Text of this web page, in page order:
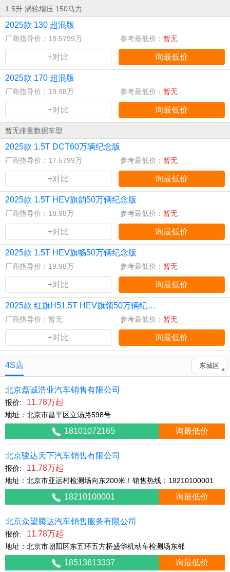
1.5升 涡轮增压 150马力
2025款 130 超混版
厂商指导价：18.5799万 参考最低价： 暂无
+对比 询最低价
2025款 170 超混版
厂商指导价：19.98万 参考最低价： 暂无
+对比 询最低价
暂无排量数据车型
2025款 1.5T DCT60万辆纪念版
厂商指导价：17.5799万 参考最低价： 暂无
+对比 询最低价
2025款 1.5T HEV旗韵50万辆纪念版
厂商指导价：18.98万 参考最低价： 暂无
+对比 询最低价
2025款 1.5T HEV旗畅50万辆纪念版
厂商指导价：19.98万 参考最低价： 暂无
+对比 询最低价
2025款 红旗H51.5T HEV旗领50万辆纪念版
厂商指导价：暂无 参考最低价： 暂无
+对比 询最低价
4S店 东城区
北京磊诚浩业汽车销售有限公司
报价: 11.78万起
地址：北京市昌平区立汤路598号
18101072165 询最低价
北京骏达天下汽车销售有限公司
报价: 11.78万起
地址：北京市亚运村检测场向东200米！销售热线：18210100001
18210100001 询最低价
北京众望腾达汽车销售服务有限公司
报价: 11.78万起
地址：北京市朝阳区东五环五方桥盛华机动车检测场东邻
18513613337 询最低价